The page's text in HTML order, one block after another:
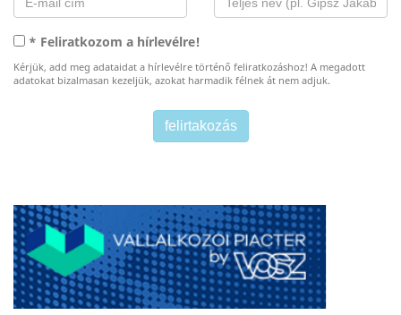
* Feliratkozom a hírlevélre!
Kérjük, add meg adataidat a hírlevélre történő feliratkozáshoz! A megadott
adatokat bizalmasan kezeljük, azokat harmadik félnek át nem adjuk.